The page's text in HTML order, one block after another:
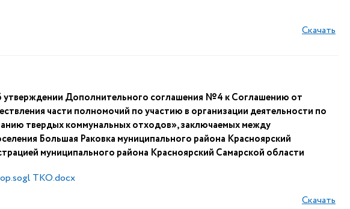
Скачать
Дополнительного соглашения №4 к Соглашению от
части полномочий по участию в организации деятельности по
твердых коммунальных отходов», заключаемых между
Большая Раковка муниципального района Красноярский
муниципального района Красноярский Самарской области
TKO.docx
Скачать